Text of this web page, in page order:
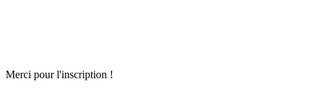
Merci pour l'inscription !